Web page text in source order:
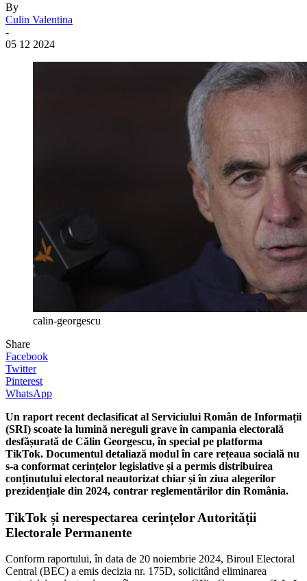
By
Culin Valentina
-
05 12 2024
calin-georgescu
Share
Facebook
Twitter
Pinterest
WhatsApp
Un raport recent declasificat al Serviciului Român de Informații
(SRI) scoate la lumină nereguli grave în campania electorală
desfășurată de Călin Georgescu, în special pe platforma
TikTok. Documentul detaliază modul în care rețeaua socială nu
s-a conformat cerințelor legislative și a permis distribuirea
conținutului electoral neautorizat chiar și în ziua alegerilor
prezidențiale din 2024, contrar reglementărilor din România.
TikTok și nerespectarea cerințelor Autorității
Electorale Permanente
Conform raportului, în data de 20 noiembrie 2024, Biroul Electoral
Central (BEC) a emis decizia nr. 175D, solicitând eliminarea